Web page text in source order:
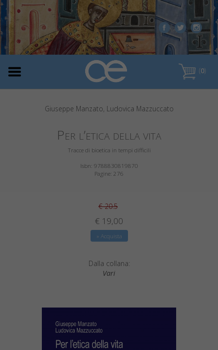
(0)
Giuseppe Manzato, Ludovica Mazzuccato
Per l’etica della vita
Tracce di bioetica in tempi difficili
Isbn: 9788830819870
Pagine: 276
€ 20.5
€ 19,00
» Acquista
Dalla collana:
Vari